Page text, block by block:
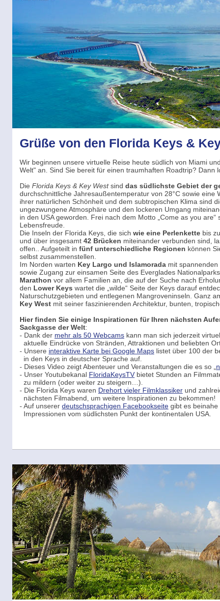
Grüße von den Florida Keys &
Wir beginnen unsere virtuelle Reise heute südlich von Miami
Welt" an. Sind Sie bereit für einen traumhaften Roadtrip? Dann
Die Florida Keys & Key Westsind das südlichste Gebiet der
durchschnittliche Jahresaußentemperatur von 28°C sowie eine
ihrer natürlichen Schönheit und dem subtropischen Klima sind
ungezwungene Atmosphäre und den lockeren Umgang
in den USA geworden. Frei nach dem Motto „Come as you
Lebensfreude.
Die Inseln der Florida Keys, die sich wie eine Perlenkette bis
und über insgesamt 42 Brücken miteinander verbunden sind,
offen.. Aufgeteilt in fünf unterschiedliche Regionen können
selbst zusammenstellen.
Im Norden warten Key Largo und Islamorada mit
sowie Zugang zur einsamen Seite des Everglades
Marathon vor allem Familien an, die auf der Suche nach
den Lower Keys wartet die „wilde“ Seite der Keys darauf
Naturschutzgebieten und entlegenen Mangroveninseln. Ganz
Key West mit seiner faszinierenden Architektur, bunten,
Hier finden Sie einige Inspirationen für Ihren nächsten
Sackgasse der Welt:
- Dank der mehr als 50 Webcams kann man sich jederzeit
aktuelle Eindrücke von Stränden, Attraktionen und beliebten
- Unsere interaktive Karte bei Google Maps listet über 100 der
in den Keys in deutscher Sprache auf.
- Dieses Video zeigt Abenteuer und Veranstaltungen die es so „
- Unser Youtubekanal FloridaKeysTV bietet Stunden an
zu mildern (oder weiter zu steigern…).
- Die Florida Keys waren Drehort vieler Filmklassiker und
nächsten Filmabend, um weitere Inspirationen zu bekommen!
- Auf unserer deutschsprachigen Facebookseite gibt es
Impressionen vom südlichsten Punkt der kontinentalen USA.